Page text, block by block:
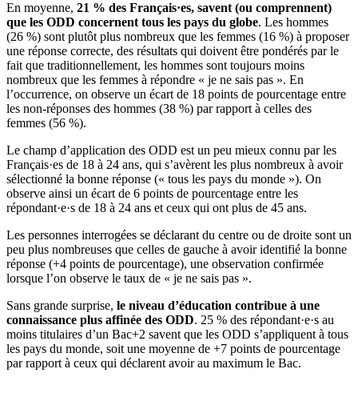
En moyenne, 21 % des Français·es, savent (ou comprennent)
que les ODD concernent tous les pays du globe. Les hommes
(26 %) sont plutôt plus nombreux que les femmes (16 %) à proposer
une réponse correcte, des résultats qui doivent être pondérés par le
fait que traditionnellement, les hommes sont toujours moins
nombreux que les femmes à répondre « je ne sais pas ». En
l’occurrence, on observe un écart de 18 points de pourcentage entre
les non-réponses des hommes (38 %) par rapport à celles des
femmes (56 %).
Le champ d’application des ODD est un peu mieux connu par les
Français·es de 18 à 24 ans, qui s’avèrent les plus nombreux à avoir
sélectionné la bonne réponse (« tous les pays du monde »). On
observe ainsi un écart de 6 points de pourcentage entre les
répondant·e·s de 18 à 24 ans et ceux qui ont plus de 45 ans.
Les personnes interrogées se déclarant du centre ou de droite sont un
peu plus nombreuses que celles de gauche à avoir identifié la bonne
réponse (+4 points de pourcentage), une observation confirmée
lorsque l’on observe le taux de « je ne sais pas ».
Sans grande surprise, le niveau d’éducation contribue à une
connaissance plus affinée des ODD. 25 % des répondant·e·s au
moins titulaires d’un Bac+2 savent que les ODD s’appliquent à tous
les pays du monde, soit une moyenne de +7 points de pourcentage
par rapport à ceux qui déclarent avoir au maximum le Bac.